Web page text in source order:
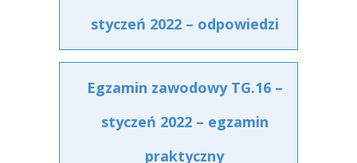
styczeń 2022 – odpowiedzi
Egzamin zawodowy TG.16 –
styczeń 2022 – egzamin
praktyczny